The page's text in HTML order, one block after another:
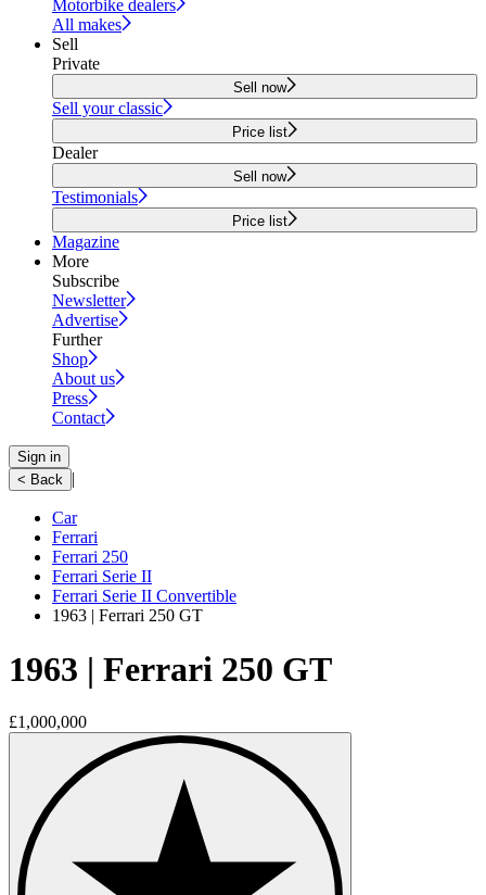
Motorbike dealers
All makes
Sell
Private
Sell now
Sell your classic
Price list
Dealer
Sell now
Testimonials
Price list
Magazine
More
Subscribe
Newsletter
Advertise
Further
Shop
About us
Press
Contact
Sign in
< Back |
Car
Ferrari
Ferrari 250
Ferrari Serie II
Ferrari Serie II Convertible
1963 | Ferrari 250 GT
1963 | Ferrari 250 GT
£1,000,000